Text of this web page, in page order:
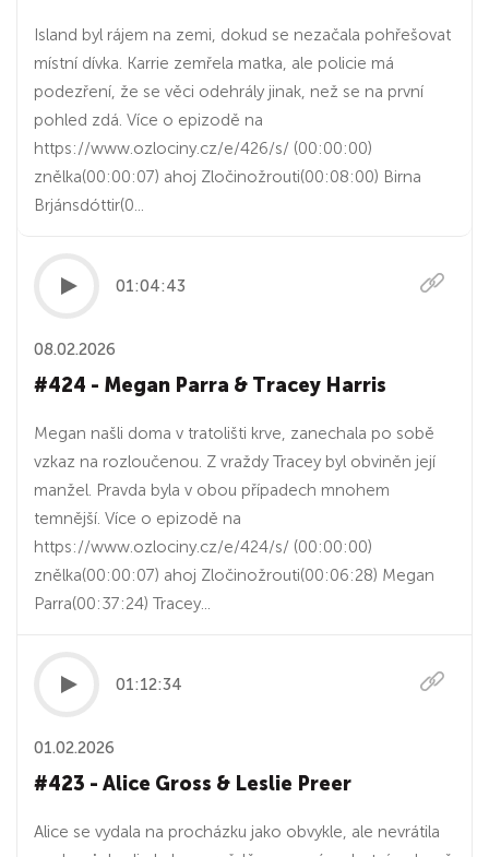
Island byl rájem na zemi, dokud se nezačala pohřešovat
místní dívka. Karrie zemřela matka, ale policie má
podezření, že se věci odehrály jinak, než se na první
pohled zdá. Více o epizodě na
https://www.ozlociny.cz/e/426/s/ (00:00:00)
znělka(00:00:07) ahoj Zločinožrouti(00:08:00) Birna
Brjánsdóttir(0...
01:04:43
08.02.2026
#424 - Megan Parra & Tracey Harris
Megan našli doma v tratolišti krve, zanechala po sobě
vzkaz na rozloučenou. Z vraždy Tracey byl obviněn její
manžel. Pravda byla v obou případech mnohem
temnější. Více o epizodě na
https://www.ozlociny.cz/e/424/s/ (00:00:00)
znělka(00:00:07) ahoj Zločinožrouti(00:06:28) Megan
Parra(00:37:24) Tracey...
01:12:34
01.02.2026
#423 - Alice Gross & Leslie Preer
Alice se vydala na procházku jako obvykle, ale nevrátila